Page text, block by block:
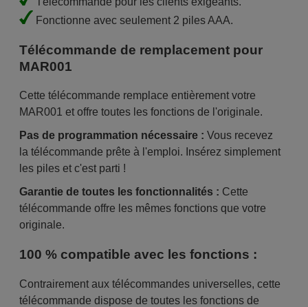
Fonctionne avec seulement 2 piles AAA.
Télécommande de remplacement pour
MAR001
Cette télécommande remplace entièrement votre
MAR001 et offre toutes les fonctions de l'originale.
Pas de programmation nécessaire : Vous recevez
la télécommande prête à l'emploi. Insérez simplement
les piles et c'est parti !
Garantie de toutes les fonctionnalités : Cette
télécommande offre les mêmes fonctions que votre
originale.
100 % compatible avec les fonctions :
Contrairement aux télécommandes universelles, cette
télécommande dispose de toutes les fonctions de